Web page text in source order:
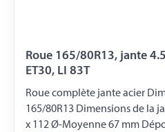
Roue 165/80R13, jante
ET30, LI 83T
Roue complète jante acier
165/80R13 Dimensions de la
x 112 Ø-Moyenne 67 mm